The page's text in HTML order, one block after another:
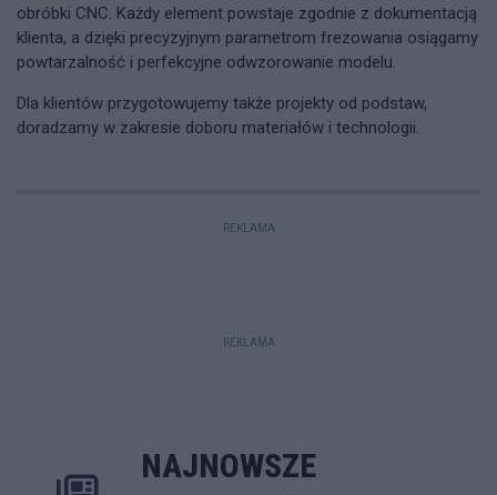
obróbki CNC. Każdy element powstaje zgodnie z dokumentacją
klienta, a dzięki precyzyjnym parametrom frezowania osiągamy
powtarzalność i perfekcyjne odwzorowanie modelu.
Dla klientów przygotowujemy także projekty od podstaw,
doradzamy w zakresie doboru materiałów i technologii.
REKLAMA
REKLAMA
NAJNOWSZE